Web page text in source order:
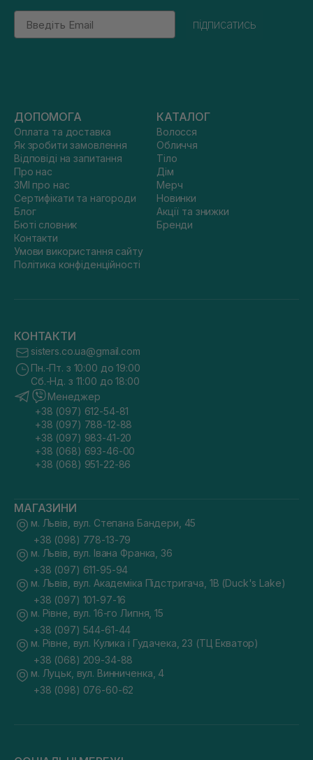
Email
підписатись
ДОПОМОГА
Оплата та доставка
Як зробити замовлення
Відповіді на запитання
Про нас
ЗМІ про нас
Сертифікати та нагороди
Блог
Бюті словник
Контакти
Умови використання сайту
Політика конфіденційності
КАТАЛОГ
Волосся
Обличчя
Тіло
Дім
Мерч
Новинки
Акції та знижки
Бренди
КОНТАКТИ
sisters.co.ua@gmail.com
Пн.-Пт. з 10:00 до 19:00
Сб.-Нд. з 11:00 до 18:00
Менеджер
+38 (097) 612-54-81
+38 (097) 788-12-88
+38 (097) 983-41-20
+38 (068) 693-46-00
+38 (068) 951-22-86
МАГАЗИНИ
м. Львів, вул. Степана Бандери, 45
+38 (098) 778-13-79
м. Львів, вул. Івана Франка, 36
+38 (097) 611-95-94
м. Львів, вул. Академіка Підстригача, 1В (Duck's Lake)
+38 (097) 101-97-16
м. Рівне, вул. 16-го Липня, 15
+38 (097) 544-61-44
м. Рівне, вул. Кулика і Гудачека, 23 (ТЦ Екватор)
+38 (068) 209-34-88
м. Луцьк, вул. Винниченка, 4
+38 (098) 076-60-62